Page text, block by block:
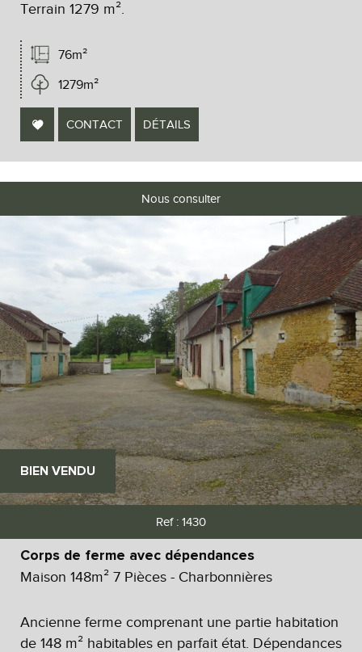
Terrain 1279 m².
76m²
1279m²
CONTACT DÉTAILS
BIEN VENDU
Nous consulter
Ref : 1430
Corps de ferme avec dépendances
Maison 148m² 7 Pièces - Charbonnières
Ancienne ferme comprenant une partie habitation
de 148 m² habitables en parfait état. Dépendances